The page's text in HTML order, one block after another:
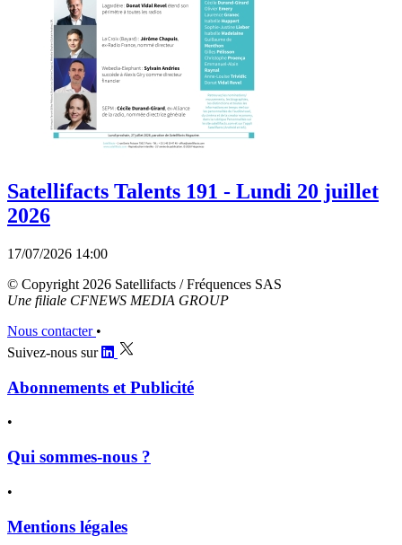
Satellifacts Talents 191 - Lundi 20 juillet
2026
17/07/2026 14:00
© Copyright 2026 Satellifacts / Fréquences SAS
Une filiale CFNEWS MEDIA GROUP
Nous contacter •
Suivez-nous sur
Abonnements et Publicité
•
Qui sommes-nous ?
•
Mentions légales